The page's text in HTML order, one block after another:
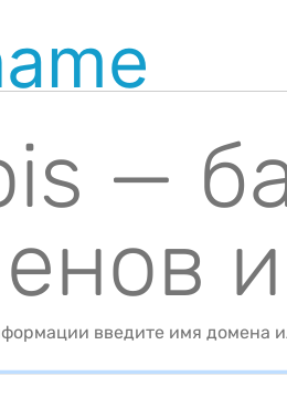
—
введите имя домена